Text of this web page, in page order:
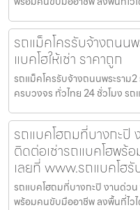
รถแม็คโครรับจ้างถนน
แบคโฮให้เช่า ราคาถูก
รถแม็คโครรับจ้างถนนพระราม2
ครบวงจร ทั่วไทย 24 ชั่วโมง ร
รถแบคโฮถมที่บางกะปิ
ติดต่อเช่ารถแบคโฮพร้
เลยที่ www.รถแบคโฮ
รถแบคโฮถมที่บางกะปิ งานด่วน
พร้อมคนขับมืออาชีพ ลงพื้นที่ไว